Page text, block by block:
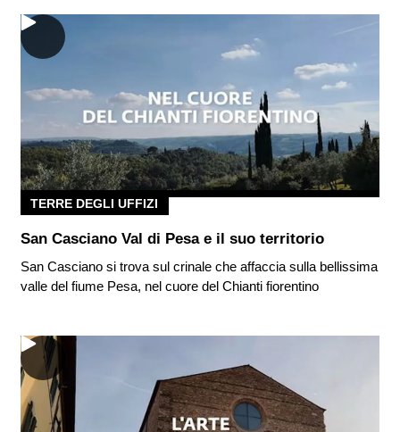
TERRE DEGLI UFFIZI
San Casciano Val di Pesa e il suo territorio
San Casciano si trova sul crinale che affaccia sulla bellissima
valle del fiume Pesa, nel cuore del Chianti fiorentino